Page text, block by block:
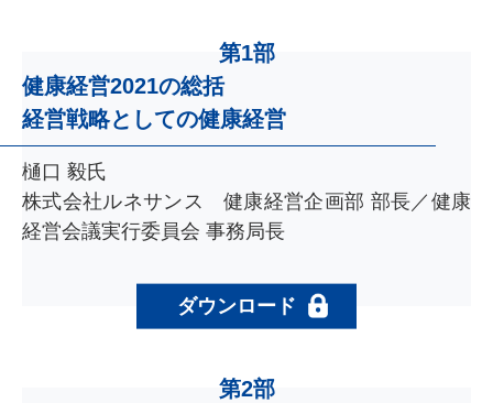
第1部
健康経営2021の総括
経営戦略としての健康経営
樋口 毅氏
株式会社ルネサンス 健康経営企画部 部長／健康
経営会議実行委員会 事務局長
ダウンロード
第2部